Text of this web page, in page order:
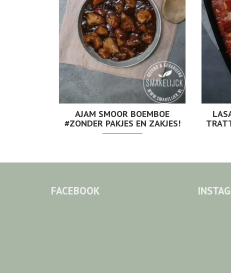
AJAM SMOOR BOEMBOE
#ZONDER PAKJES EN ZAKJES!
FACEBOOK